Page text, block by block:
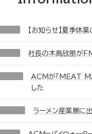
【お知らせ】夏季休
社長の木島欣朋が
ACMが「MEAT
した
ラーメン産業展に